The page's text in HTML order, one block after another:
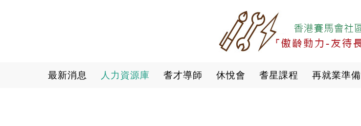
主
內
Main navigation
最新消息 人力資源庫 耆才導師 休悅會 耆星課程 再就業準備